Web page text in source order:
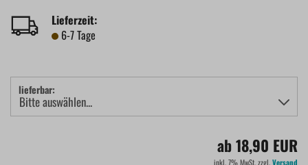
Lieferzeit:
6-7 Tage
lieferbar:
ab 18,90 EUR
inkl. 7% MwSt. zzgl.Versand